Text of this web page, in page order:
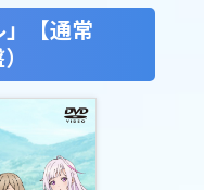
」【通常